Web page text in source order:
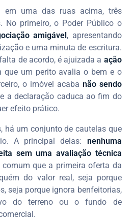
uma das ruas acima, três
No primeiro, o Poder Público o
amigável , apresentando
e uma minuta de escritura.
de acordo, é ajuizada a ação
que um perito avalia o bem e o
o imóvel acaba não sendo
a declaração caduca ao fim do
efeito prático.
há um conjunto de cautelas que
A principal delas: nenhuma
sem uma avaliação técnica
comum que a primeira oferta da
do valor real, seja porque
seja porque ignora benfeitorias,
do terreno ou o fundo de